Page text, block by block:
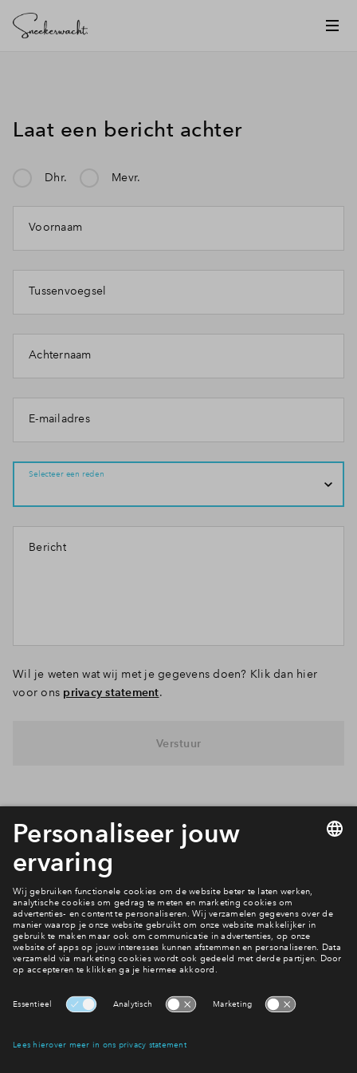
Laat een bericht achter
Dhr. Mevr.
Voornaam
Tussenvoegsel
Achternaam
E-mailadres
Selecteer een reden
Mijn klacht gaat over:
Bericht
Wil je weten wat wij met je gegevens doen? Klik dan hier
voor ons privacy statement.
Verstuur
Interesse? Meld je dan snel aan
Hiermee blijf je op de hoogte van het belangrijkste nieuws en
eventuele projecten
Ja, ik wil mij aanmelden
Heb je een vraag en wil je direct antwoord? Bel ons op